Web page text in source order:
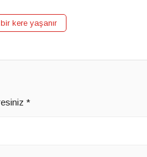
kere yaşanır
*